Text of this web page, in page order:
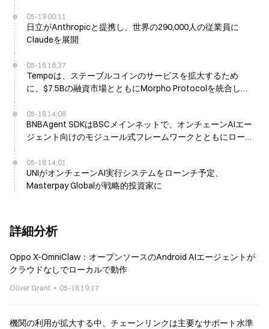
05-19 00:11
日立がAnthropicと提携し、世界の290,000人の従業員に
Claudeを展開
05-18 16:37
Tempoは、ステーブルコインのサービスを拡大するため
に、$7.5Bの融資市場とともにMorpho Protocolを統合しま
05-18 14:08
BNBAgent SDKはBSCメインネットで、オンチェーンAIエー
ジェント向けのモジュール式フレームワークとともにローン
05-18 14:01
UNIがオンチェーンAI実行システムをローンチ予定、
Masterpay Globalが戦略的投資家に
詳細分析
Oppo X-OmniClaw：オープンソースのAndroid AIエージェントが
クラウドなしでローカルで動作
Oliver Grant 05-18 19:17
機関の利用が拡大する中、チェーンリンクは主要なサポート水準